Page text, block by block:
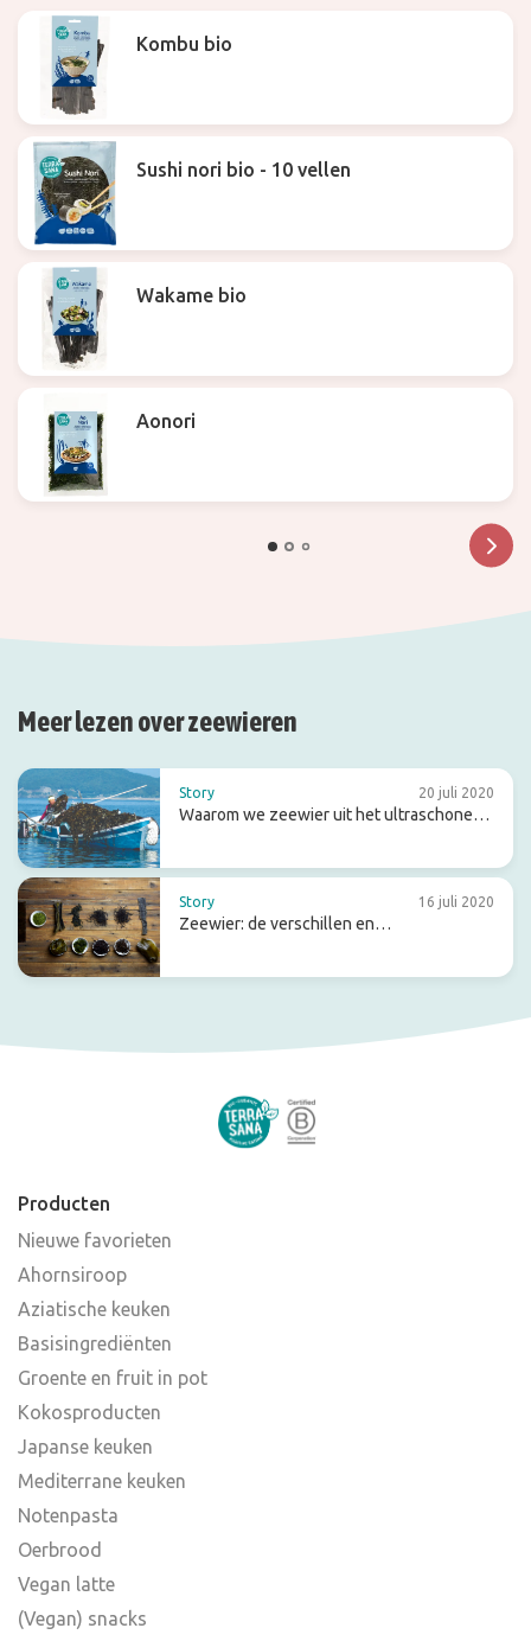
Kombu bio
Sushi nori bio - 10 vellen
Wakame bio
Aonori
Meer lezen over zeewieren
Story 20 juli 2020
Waarom we zeewier uit het ultraschone
Story 16 juli 2020
Zeewier: de verschillen en
Producten
Nieuwe favorieten
Ahornsiroop
Aziatische keuken
Basisingrediënten
Groente en fruit in pot
Kokosproducten
Japanse keuken
Mediterrane keuken
Notenpasta
Oerbrood
Vegan latte
(Vegan) snacks